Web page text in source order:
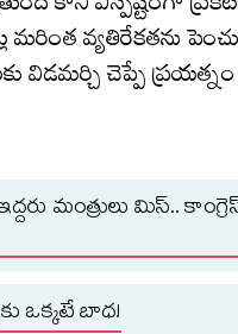
మరింత వ్యతిరేకతను
విడమర్చి చెప్పే
మంత్రులు మిస్..
ఒక్కటే బాధ!